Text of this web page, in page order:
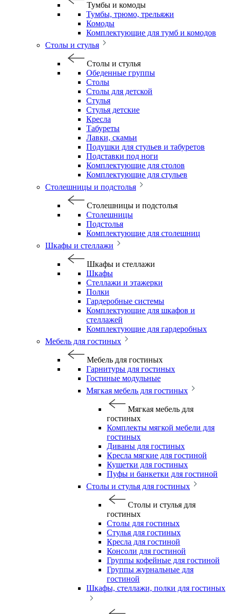
Тумбы и комоды
Тумбы, трюмо, трельяжи
Комоды
Комплектующие для тумб и комодов
Столы и стулья
Столы и стулья
Обеденные группы
Столы
Столы для детской
Стулья
Стулья детские
Кресла
Табуреты
Лавки, скамьи
Подушки для стульев и табуретов
Подставки под ноги
Комплектующие для столов
Комплектующие для стульев
Столешницы и подстолья
Столешницы и подстолья
Столешницы
Подстолья
Комплектующие для столешниц
Шкафы и стеллажи
Шкафы и стеллажи
Шкафы
Стеллажи и этажерки
Полки
Гардеробные системы
Комплектующие для шкафов и
стеллажей
Комплектующие для гардеробных
Мебель для гостиных
Мебель для гостиных
Гарнитуры для гостиных
Гостиные модульные
Мягкая мебель для гостиных
Мягкая мебель для
гостиных
Комплекты мягкой мебели для
гостиных
Диваны для гостиных
Кресла мягкие для гостиной
Кушетки для гостиных
Пуфы и банкетки для гостиной
Столы и стулья для гостиных
Столы и стулья для
гостиных
Столы для гостиных
Стулья для гостиных
Кресла для гостиной
Консоли для гостиной
Группы кофейные для гостиной
Группы журнальные для
гостиной
Шкафы, стеллажи, полки для гостиных